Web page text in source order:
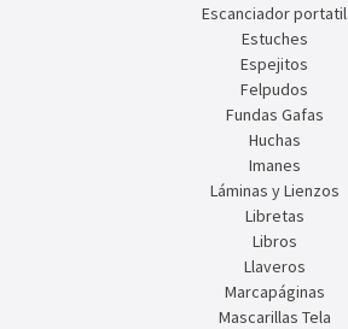
Escanciador portatil
Estuches
Espejitos
Felpudos
Fundas Gafas
Huchas
Imanes
Láminas y Lienzos
Libretas
Libros
Llaveros
Marcapáginas
Mascarillas Tela